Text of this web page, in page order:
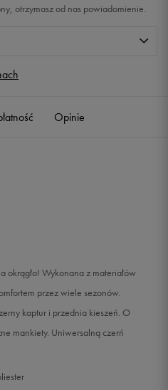
otrzymasz od nas powiadomienie.
Opinie
okrągło! Wykonana z materiałów
przez wiele sezonów.
kaptur i przednia kieszeń. O
mankiety. Uniwersalną czerń